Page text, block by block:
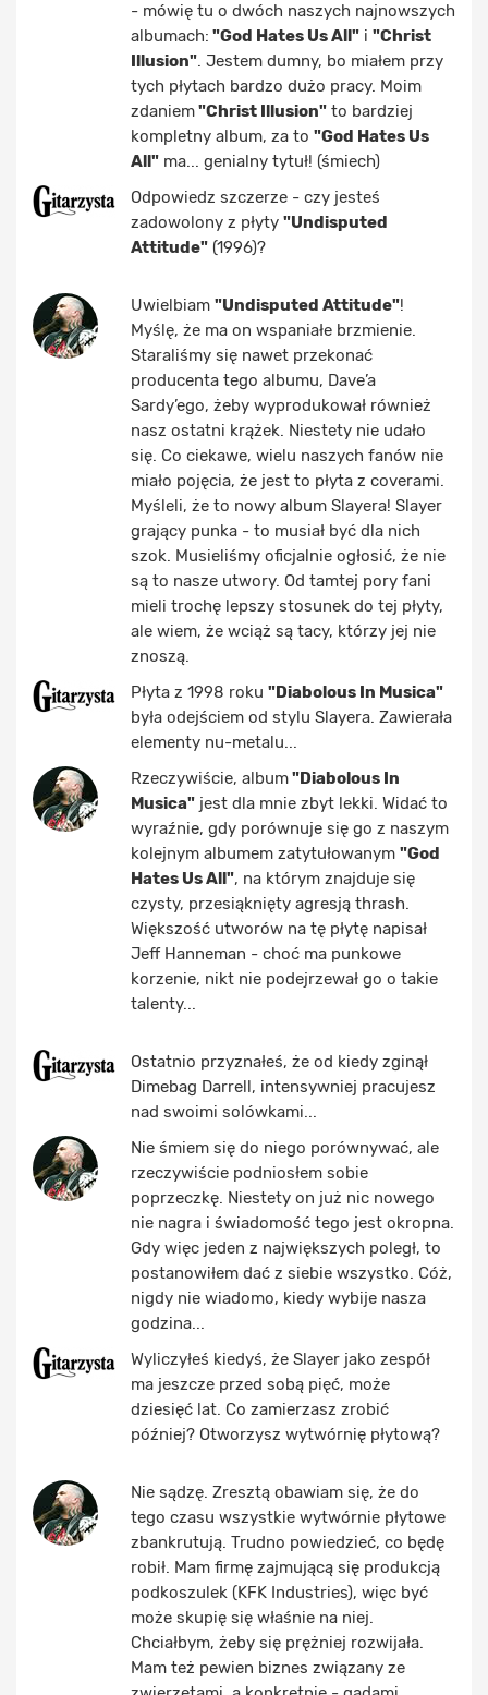
- mówię tu o dwóch naszych najnowszych
albumach: "God Hates Us All" i "Christ
Illusion". Jestem dumny, bo miałem przy
tych płytach bardzo dużo pracy. Moim
zdaniem"Christ Illusion" to bardziej
kompletny album, za to "God Hates Us
All" ma... genialny tytuł! (śmiech)
Odpowiedz szczerze - czy jesteś
zadowolony z płyty "Undisputed
Attitude" (1996)?
Uwielbiam "Undisputed Attitude"!
Myślę, że ma on wspaniałe brzmienie.
Staraliśmy się nawet przekonać
producenta tego albumu, Dave’a
Sardy’ego, żeby wyprodukował również
nasz ostatni krążek. Niestety nie udało
się. Co ciekawe, wielu naszych fanów nie
miało pojęcia, że jest to płyta z coverami.
Myśleli, że to nowy album Slayera! Slayer
grający punka - to musiał być dla nich
szok. Musieliśmy oficjalnie ogłosić, że nie
są to nasze utwory. Od tamtej pory fani
mieli trochę lepszy stosunek do tej płyty,
ale wiem, że wciąż są tacy, którzy jej nie
znoszą.
Płyta z 1998 roku "Diabolous In Musica"
była odejściem od stylu Slayera. Zawierała
elementy nu-metalu...
Rzeczywiście, album"Diabolous In
Musica" jest dla mnie zbyt lekki. Widać to
wyraźnie, gdy porównuje się go z naszym
kolejnym albumem zatytułowanym "God
Hates Us All", na którym znajduje się
czysty, przesiąknięty agresją thrash.
Większość utworów na tę płytę napisał
Jeff Hanneman - choć ma punkowe
korzenie, nikt nie podejrzewał go o takie
talenty...
Ostatnio przyznałeś, że od kiedy zginął
Dimebag Darrell, intensywniej pracujesz
nad swoimi solówkami...
Nie śmiem się do niego porównywać, ale
rzeczywiście podniosłem sobie
poprzeczkę. Niestety on już nic nowego
nie nagra i świadomość tego jest okropna.
Gdy więc jeden z największych poległ, to
postanowiłem dać z siebie wszystko. Cóż,
nigdy nie wiadomo, kiedy wybije nasza
godzina...
Wyliczyłeś kiedyś, że Slayer jako zespół
ma jeszcze przed sobą pięć, może
dziesięć lat. Co zamierzasz zrobić
później? Otworzysz wytwórnię płytową?
Nie sądzę. Zresztą obawiam się, że do
tego czasu wszystkie wytwórnie płytowe
zbankrutują. Trudno powiedzieć, co będę
robił. Mam firmę zajmującą się produkcją
podkoszulek (KFK Industries), więc być
może skupię się właśnie na niej.
Chciałbym, żeby się prężniej rozwijała.
Mam też pewien biznes związany ze